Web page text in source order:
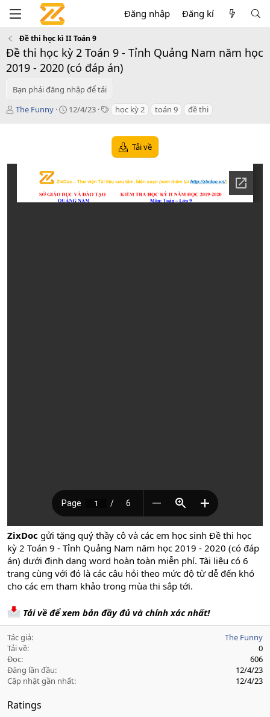
Đăng nhập Đăng kí
Đề thi học kì II Toán 9
Đề thi học kỳ 2 Toán 9 - Tỉnh Quảng Nam năm học
2019 - 2020 (có đáp án)
Bạn phải đăng nhập để tải
T
ả
The Funny
C
n
d
12/4/23
T
s
học kỳ 2 toán 9 đề thi
Tải về
ZixDoc gửi tặng quý thầy cô và các em học sinh Đề thi học
kỳ 2 Toán 9 - Tỉnh Quảng Nam năm học 2019 - 2020 (có đáp
án) dưới định dạng word hoàn toàn miễn phí. Tài liệu có 6
trang cùng với đó là các câu hỏi theo mức độ từ dễ đến khó
cho các em tham khảo trong mùa thi sắp tới.
Tải về để xem bản đầy đủ và chính xác nhất!
Tác giả
The Funny
Tải về
0
Đọc
606
Đăng lần đầu
12/4/23
Cập nhật gần nhất
12/4/23
Ratings